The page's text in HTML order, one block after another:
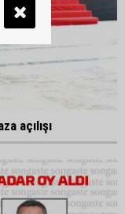
açılışı